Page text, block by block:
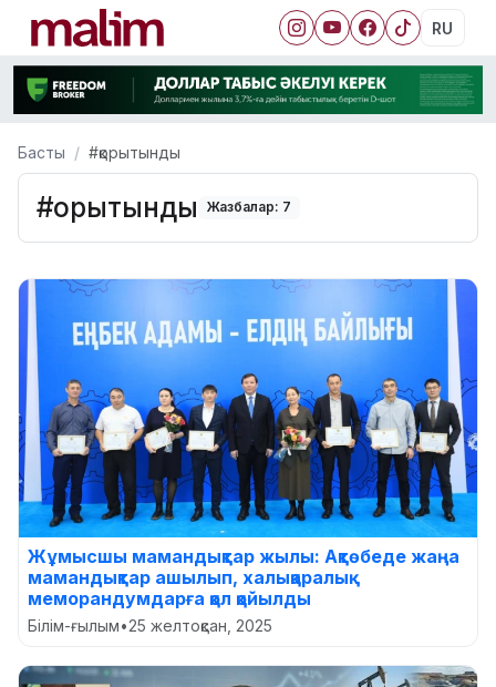
RU
Басты #қорытынды
#қорытынды Жазбалар: 7
Жұмысшы мамандықтар жылы: Ақтөбеде жаңа
мамандықтар ашылып, халықаралық
меморандумдарға қол қойылды
Білім-ғылым•25 желтоқсан, 2025